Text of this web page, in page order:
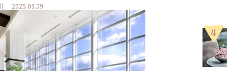
2025.09.09
4